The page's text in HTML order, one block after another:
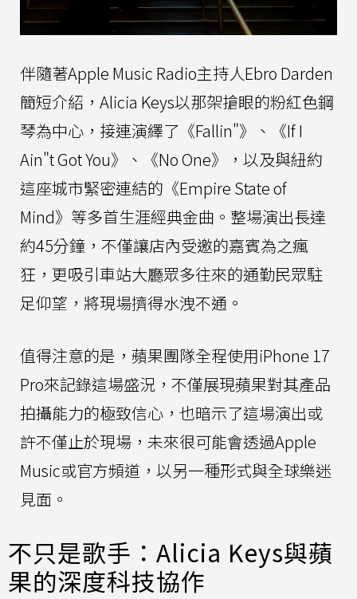
伴隨著Apple Music Radio主持人Ebro Darden
簡短介紹，Alicia Keys以那架搶眼的粉紅色鋼
琴為中心，接連演繹了《Fallin"》、《If I
Ain"t Got You》、《No One》，以及與紐約
這座城市緊密連結的《Empire State of
Mind》等多首生涯經典金曲。整場演出長達
約45分鐘，不僅讓店內受邀的嘉賓為之瘋
狂，更吸引車站大廳眾多往來的通勤民眾駐
足仰望，將現場擠得水洩不通。
值得注意的是，蘋果團隊全程使用iPhone 17
Pro來記錄這場盛況，不僅展現蘋果對其產品
拍攝能力的極致信心，也暗示了這場演出或
許不僅止於現場，未來很可能會透過Apple
Music或官方頻道，以另一種形式與全球樂迷
見面。
不只是歌手：Alicia Keys與蘋
果的深度科技協作